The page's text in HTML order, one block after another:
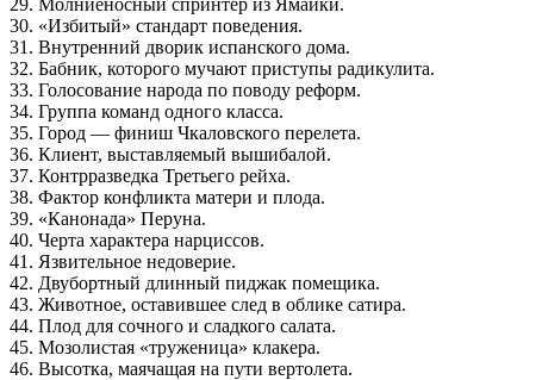
30. «Избитый» стандарт поведения.
31. Внутренний дворик испанского дома.
32. Бабник, которого мучают приступы радикулита.
33. Голосование народа по поводу реформ.
34. Группа команд одного класса.
35. Город — финиш Чкаловского перелета.
36. Клиент, выставляемый вышибалой.
37. Контрразведка Третьего рейха.
38. Фактор конфликта матери и плода.
39. «Канонада» Перуна.
40. Черта характера нарциссов.
41. Язвительное недоверие.
42. Двубортный длинный пиджак помещика.
43. Животное, оставившее след в облике сатира.
44. Плод для сочного и сладкого салата.
45. Мозолистая «труженица» клакера.
46. Высотка, маячащая на пути вертолета.